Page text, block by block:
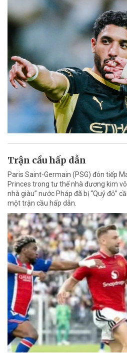
Trận cầu hấp dẫn
Paris Saint-Germain (PSG) đón tiếp
Princes trong tư thế nhà đương kim vô
nhà giàu” nước Pháp đã bị “Quỷ đỏ”
một trận cầu hấp dẫn.